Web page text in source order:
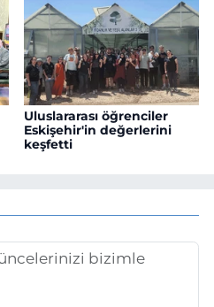
Uluslararası öğrenciler
Eskişehir'in değerlerini
keşfetti